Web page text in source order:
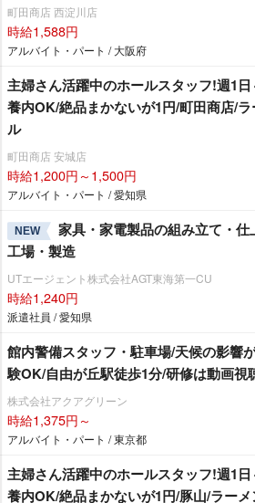
町田商店 西淀川店
時給1,588円
アルバイト・パート / 大阪府
主婦さん活躍中のホールスタッフ!週1
養内OK/絶品まかないが1円/町田商店/
ル
町田商店 安城店
時給1,200円～1,500円
アルバイト・パート / 愛知県
NEW
家具・家電製品の組み立て・
工場・製造
UTエージェント株式会社AGT東海第一CU
時給1,240円
派遣社員 / 愛知県
館内警備スタッフ・駐車場/天候の影響
験OK/自由が丘駅徒歩1分/研修は動画視
株式会社アクアグリーン
時給1,375円～
アルバイト・パート / 東京都
主婦さん活躍中のホールスタッフ!週1
養内OK/絶品まかないが1円/豚山/ラー